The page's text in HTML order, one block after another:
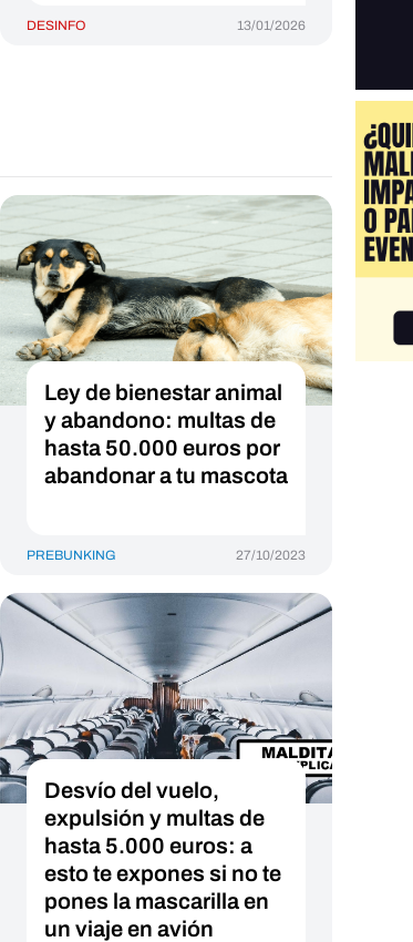
DESINFO 13/01/2026
Ley de bienestar animal
y abandono: multas de
hasta 50.000 euros por
abandonar a tu mascota
PREBUNKING 27/10/2023
Desvío del vuelo,
expulsión y multas de
hasta 5.000 euros: a
esto te expones si no te
pones la mascarilla en
un viaje en avión